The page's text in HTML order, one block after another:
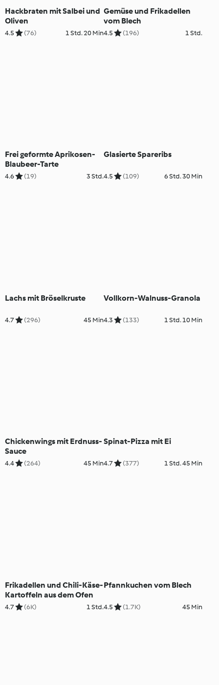
Hackbraten mit Salbei und
Oliven
4.5 (76) 1 Std. 20 Min
Gemüse und Frikadellen
vom Blech
4.5 (196) 1 Std.
Frei geformte Aprikosen-
Blaubeer-Tarte
4.6 (19) 3 Std.
Glasierte Spareribs
4.5 (109) 6 Std. 30 Min
Lachs mit Bröselkruste
4.7 (296) 45 Min
Vollkorn-Walnuss-Granola
4.3 (133) 1 Std. 10 Min
Chickenwings mit Erdnuss-
Sauce
4.4 (264) 45 Min
Spinat-Pizza mit Ei
4.7 (377) 1 Std. 45 Min
Frikadellen und Chili-Käse-
Kartoffeln aus dem Ofen
4.7 (6K) 1 Std.
Pfannkuchen vom Blech
4.5 (1.7K) 45 Min